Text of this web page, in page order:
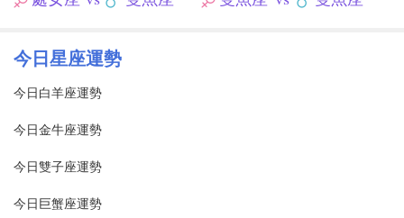
今日星座運勢
今日白羊座運勢
今日金牛座運勢
今日雙子座運勢
今日巨蟹座運勢